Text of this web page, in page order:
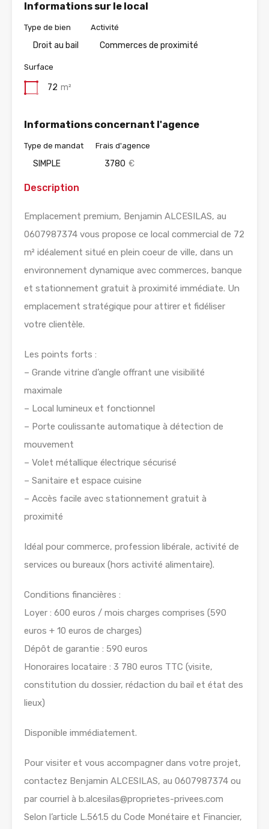
Informations sur le local
Type de bien
Droit au bail
Activité
Commerces de proximité
Surface
72 m²
Informations concernant l'agence
Type de mandat
SIMPLE
Frais d'agence
3780 €
Description
Emplacement premium, Benjamin ALCESILAS, au
0607987374 vous propose ce local commercial de 72
m² idéalement situé en plein coeur de ville, dans un
environnement dynamique avec commerces, banque
et stationnement gratuit à proximité immédiate. Un
emplacement stratégique pour attirer et fidéliser
votre clientèle.
Les points forts :
– Grande vitrine d’angle offrant une visibilité
maximale
– Local lumineux et fonctionnel
– Porte coulissante automatique à détection de
mouvement
– Volet métallique électrique sécurisé
– Sanitaire et espace cuisine
– Accès facile avec stationnement gratuit à
proximité
Idéal pour commerce, profession libérale, activité de
services ou bureaux (hors activité alimentaire).
Conditions financières :
Loyer : 600 euros / mois charges comprises (590
euros + 10 euros de charges)
Dépôt de garantie : 590 euros
Honoraires locataire : 3 780 euros TTC (visite,
constitution du dossier, rédaction du bail et état des
lieux)
Disponible immédiatement.
Pour visiter et vous accompagner dans votre projet,
contactez Benjamin ALCESILAS, au 0607987374 ou
par courriel à b.alcesilas@proprietes-privees.com
Selon l’article L.561.5 du Code Monétaire et Financier,